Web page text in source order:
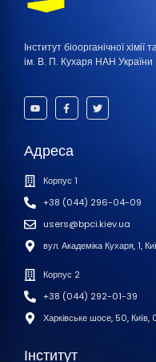
Інститут біоорганічної хімії
ім. В. П. Кухаря НАН України
Адреса
Корпус 1
+38 (044) 296-04-09
users@bpci.kiev.ua
вул. Академіка Кухаря, 1,
Корпус 2
+38 (044) 292-01-39
Харківське шосе, 50, Київ,
Інститут